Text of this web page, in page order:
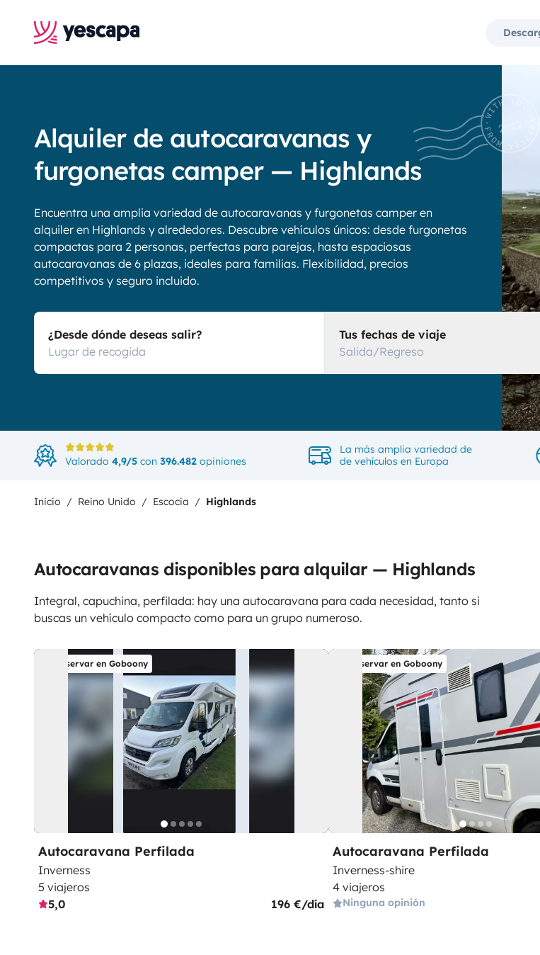
Alquiler de autocaravanas y
furgonetas camper — Highlands
Encuentra una amplia variedad de autocaravanas y furgonetas camper en
alquiler en Highlands y alrededores. Descubre vehículos únicos: desde furgonetas
compactas para 2 personas, perfectas para parejas, hasta espaciosas
autocaravanas de 6 plazas, ideales para familias. Flexibilidad, precios
competitivos y seguro incluido.
¿Desde dónde deseas salir?
Tus fechas de viaje
Salida/Regreso
Valorado 4,9/5 con 396.482 opiniones
La más amplia variedad de
de vehículos en Europa
Inicio Reino Unido Escocia Highlands
Autocaravanas disponibles para alquilar — Highlands
Integral, capuchina, perfilada: hay una autocaravana para cada necesidad, tanto si
buscas un vehículo compacto como para un grupo numeroso.
Reservar en Goboony
Autocaravana Perfilada
Inverness
5 viajeros
5,0
196 €/día
Reservar en Goboony
Autocaravana Perfilada
Inverness-shire
4 viajeros
Ninguna opinión